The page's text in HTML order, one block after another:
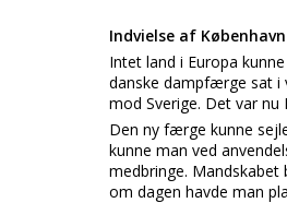
Indvielse af
Intet land i Europa
danske dampfærge sat i
mod Sverige. Det var
Den ny færge kunne
kunne man ved
medbringe.
om dagen havde man